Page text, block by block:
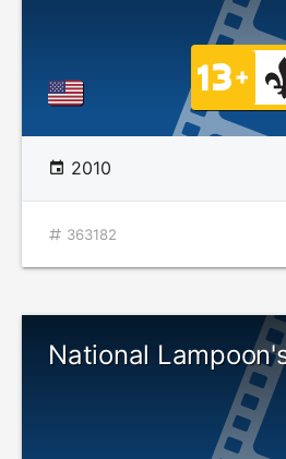
2010
363182
National